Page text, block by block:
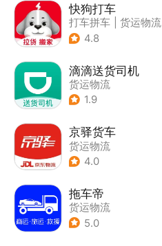
快狗打车
打车拼车
货运物流
4.8
滴滴送货司机
货运物流
1.9
京驿货车
货运物流
4.0
拖车帝
货运物流
5.0